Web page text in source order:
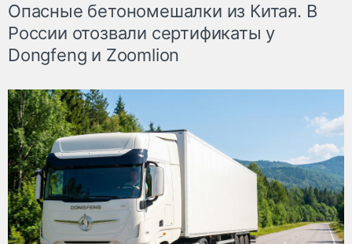
Опасные бетономешалки из Китая. В
России отозвали сертификаты у
Dongfeng и Zoomlion